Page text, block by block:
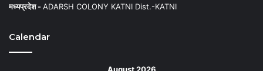
मध्यप्रदेश -ADARSH COLONY KATNI Dist.-KATNI
Calendar